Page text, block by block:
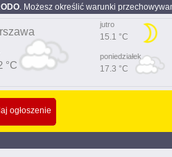
. Możesz określić warunki
°C
jutro
15.1 °C
poniedziałek
17.3 °C
ogłoszenie